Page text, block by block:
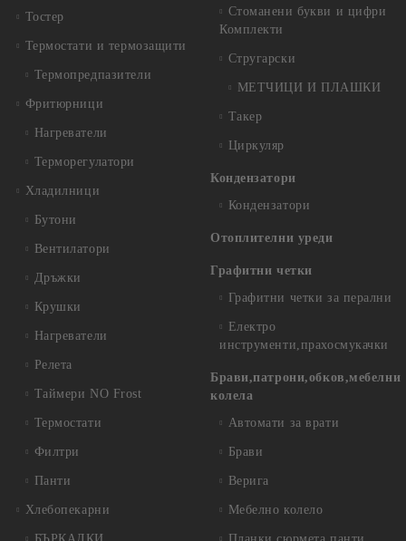
Тостер
Термостати и термозащити
Термопредпазители
Фритюрници
Нагреватели
Терморегулатори
Хладилници
Бутони
Вентилатори
Дръжки
Крушки
Нагреватели
Релета
Таймери NO Frost
Термостати
Филтри
Панти
Хлебопекарни
Стоманени букви и цифри
Комплекти
Стругарски
МЕТЧИЦИ И ПЛАШКИ
Такер
Циркуляр
Кондензатори
Кондензатори
Отоплителни уреди
Графитни четки
Графитни четки за перални
Електро
инструменти,прахосмукачки
Брави,патрони,обков,мебелни
колела
Автомати за врати
Брави
Верига
Мебелно колело